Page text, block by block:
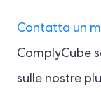
Contatta un
ComplyCube
sulle nostre